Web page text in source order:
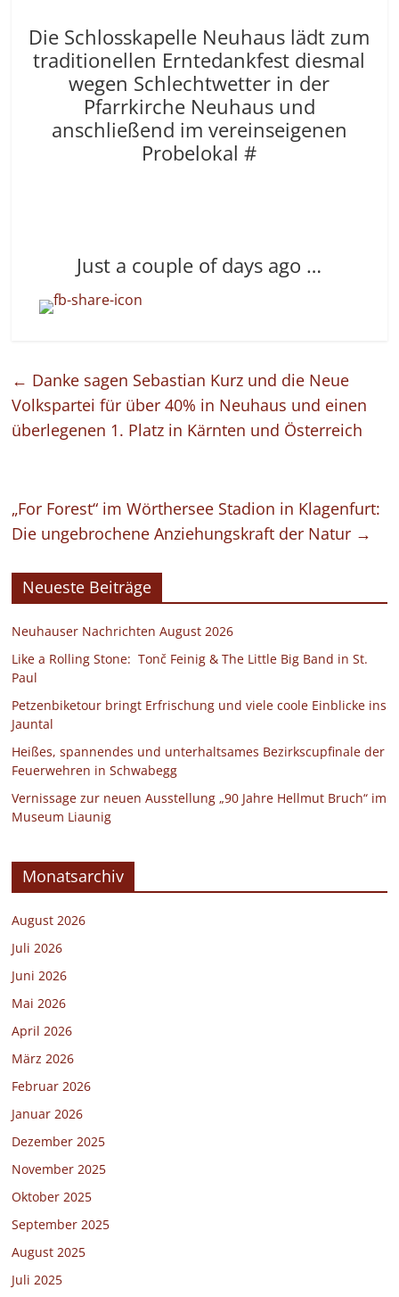
Die Schlosskapelle Neuhaus lädt zum
traditionellen Erntedankfest diesmal
wegen Schlechtwetter in der
Pfarrkirche Neuhaus und
anschließend im vereinseigenen
Probelokal #
Just a couple of days ago …
← Danke sagen Sebastian Kurz und die Neue
Volkspartei für über 40% in Neuhaus und einen
überlegenen 1. Platz in Kärnten und Österreich
„For Forest“ im Wörthersee Stadion in Klagenfurt:
Die ungebrochene Anziehungskraft der Natur →
Neueste Beiträge
Neuhauser Nachrichten August 2026
Like a Rolling Stone: Tonč Feinig & The Little Big Band in St.
Paul
Petzenbiketour bringt Erfrischung und viele coole Einblicke ins
Jauntal
Heißes, spannendes und unterhaltsames Bezirkscupfinale der
Feuerwehren in Schwabegg
Vernissage zur neuen Ausstellung „90 Jahre Hellmut Bruch“ im
Museum Liaunig
Monatsarchiv
August 2026
Juli 2026
Juni 2026
Mai 2026
April 2026
März 2026
Februar 2026
Januar 2026
Dezember 2025
November 2025
Oktober 2025
September 2025
August 2025
Juli 2025